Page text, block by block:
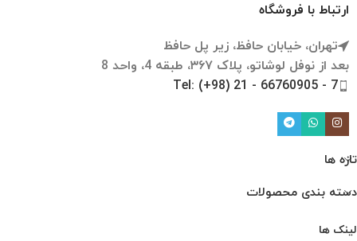
ارتباط با فروشگاه
تهران، خیابان حافظ، زیر پل حافظ
بعد از نوفل لوشاتو، پلاک ۳۶۷، طبقه 4، واحد 8
Tel: (+98) 21 - 66760905 - 7
تازه ها
دسته بندی محصولات
لینک ها